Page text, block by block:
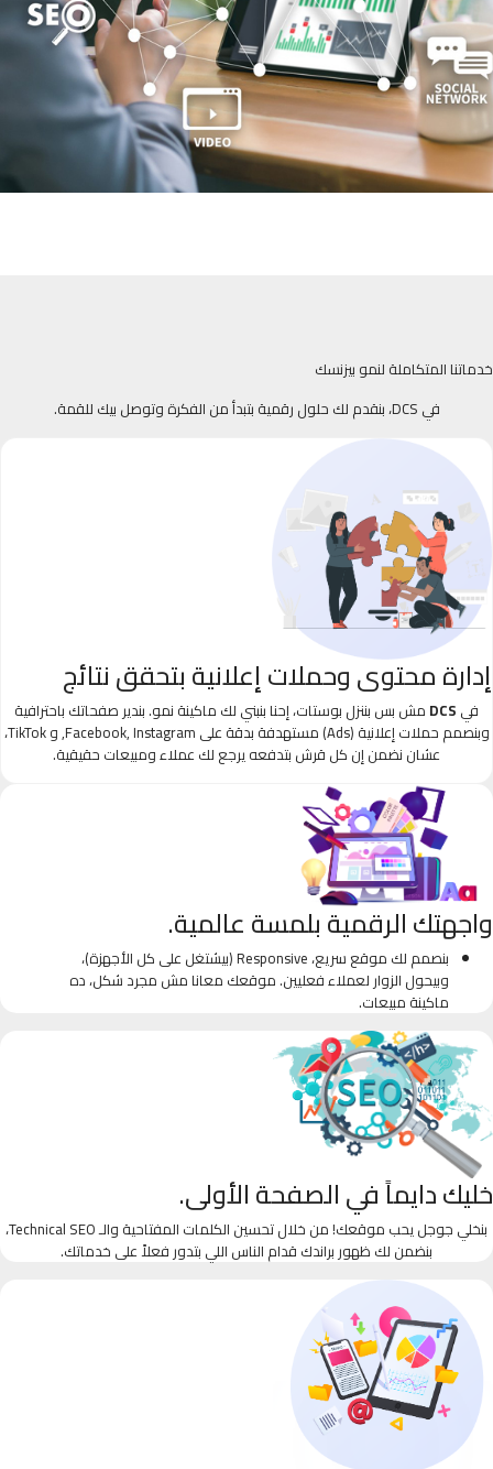
خدماتنا المتكاملة لنمو بيزنسك
في DCS، بنقدم لك حلول رقمية بتبدأ من الفكرة وتوصل بيك للقمة.
إدارة محتوى وحملات إعلانية بتحقق نتائج
في DCS مش بس بننزل بوستات، إحنا بنبني لك ماكينة نمو. بندير صفحاتك باحترافية
وبنصمم حملات إعلانية (Ads) مستهدفة بدقة على Facebook, Instagram, و TikTok،
عشان نضمن إن كل قرش بتدفعه يرجع لك عملاء ومبيعات حقيقية.
واجهتك الرقمية بلمسة عالمية.
بنصمم لك موقع سريع، Responsive (بيشتغل على كل الأجهزة)،
وبيحول الزوار لعملاء فعليين. موقعك معانا مش مجرد شكل، ده
ماكينة مبيعات.
خليك دايماً في الصفحة الأولى.
بنخلي جوجل يحب موقعك! من خلال تحسين الكلمات المفتاحية والـ Technical SEO،
بنضمن لك ظهور براندك قدام الناس اللي بتدور فعلاً على خدماتك.